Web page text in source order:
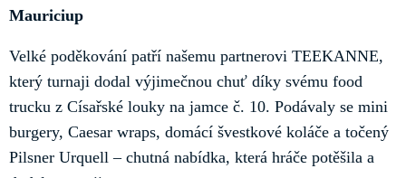
Mauriciup
Velké poděkování patří našemu partnerovi TEEKANNE,
který turnaji dodal výjimečnou chuť díky svému food
trucku z Císařské louky na jamce č. 10. Podávaly se mini
burgery, Caesar wraps, domácí švestkové koláče a točený
Pilsner Urquell – chutná nabídka, která hráče potěšila a